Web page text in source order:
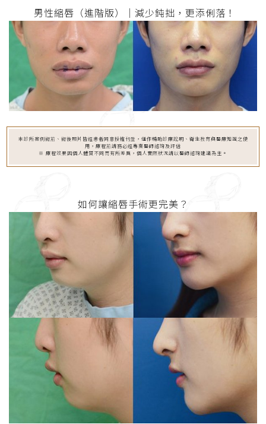
男性縮唇（進階版）│減少鈍拙，更添俐落！
本診所案例術前、術後照片皆經患者同意授權刊登，僅作輔助診療說明、衛生教育與醫療知識之使
用，療程前請務必經專業醫師諮詢及評估
※ 療程效果因個人體質不同而有所差異，個人實際狀況請以醫師諮詢建議為主。
如何讓縮唇手術更完美？